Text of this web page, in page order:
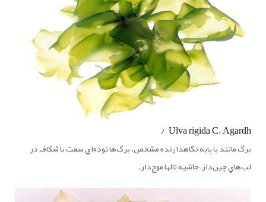
Ulva rigida C. Agardh /
برگ مانند با پايه نگاهدارنده مشخص. برگ‌ها توده‌اي سفت با شكاف در
لب‌هاي چين‌دار، حاشيه تالها موج‌دار.